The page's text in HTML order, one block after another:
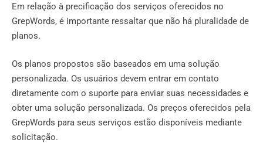
Em relação à precificação dos serviços oferecidos no
GrepWords, é importante ressaltar que não há pluralidade de
planos.
Os planos propostos são baseados em uma solução
personalizada. Os usuários devem entrar em contato
diretamente com o suporte para enviar suas necessidades e
obter uma solução personalizada. Os preços oferecidos pela
GrepWords para seus serviços estão disponíveis mediante
solicitação.